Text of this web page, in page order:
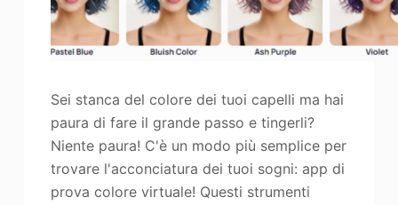
Sei stanca del colore dei tuoi capelli ma hai
paura di fare il grande passo e tingerli?
Niente paura! C'è un modo più semplice per
trovare l'acconciatura dei tuoi sogni: app di
prova colore virtuale! Questi strumenti